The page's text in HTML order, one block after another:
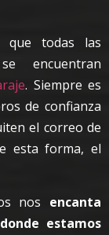
que todas las
encuentran
. Siempre es
de confianza
el correo de
esta forma, el
nos encanta
estamos